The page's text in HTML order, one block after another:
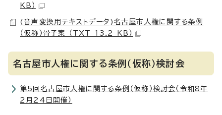
KB）
(音声変換用テキストデータ)名古屋市人権に関する条例
（仮称）骨子案 （TXT 13.2 KB）
名古屋市人権に関する条例（仮称）検討会
第5回名古屋市人権に関する条例（仮称）検討会（令和8年
2月24日開催）